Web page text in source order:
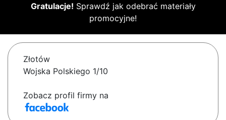
Gratulacje! Sprawdź jak odebrać materiały
promocyjne!
Złotów
Wojska Polskiego 1/10
Zobacz profil firmy na